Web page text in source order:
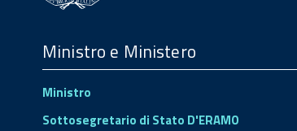
Menu
Footer
Ministro e Ministero
Ministro
Sottosegretario di Stato D'ERAMO